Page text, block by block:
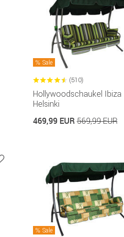
Sale
(510)
Hollywoodschaukel Ibiza
Helsinki
469,99 EUR569,99 EUR
Sale